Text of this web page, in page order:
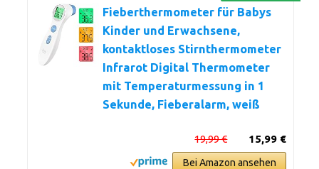
Fieberthermometer für Babys
Kinder und Erwachsene,
kontaktloses Stirnthermometer
Infrarot Digital Thermometer
mit Temperaturmessung in 1
Sekunde, Fieberalarm, weiß
15,99 €
19,99 €
Bei Amazon ansehen